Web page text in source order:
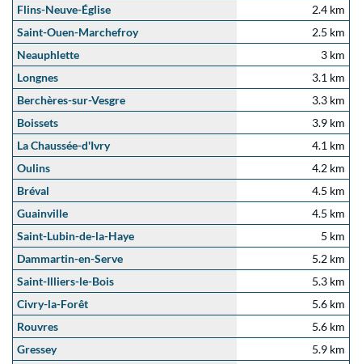
Flins-Neuve-Église
2.4 km
Saint-Ouen-Marchefroy
2.5 km
Neauphlette
3 km
Longnes
3.1 km
Berchères-sur-Vesgre
3.3 km
Boissets
3.9 km
La Chaussée-d'Ivry
4.1 km
Oulins
4.2 km
Bréval
4.5 km
Guainville
4.5 km
Saint-Lubin-de-la-Haye
5 km
Dammartin-en-Serve
5.2 km
Saint-Illiers-le-Bois
5.3 km
Civry-la-Forêt
5.6 km
Rouvres
5.6 km
Gressey
5.9 km